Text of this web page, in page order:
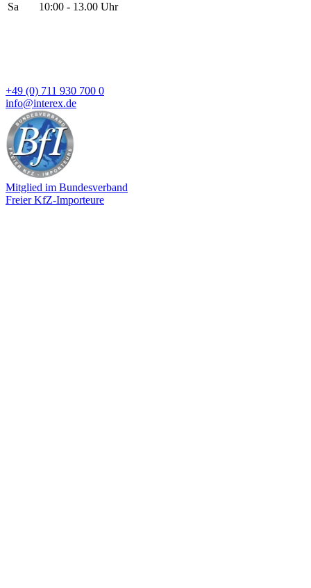
Sa 10:00 - 13.00 Uhr
+49 (0) 711 930 700 0
info@interex.de
Mitglied im Bundesverband
Freier KfZ-Importeure